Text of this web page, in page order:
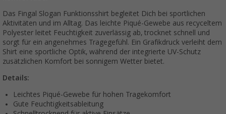
Das Fingal Slogan Funktionsshirt begleitet Dich bei sportlichen
Aktivitäten und im Alltag. Das leichte Piqué-Gewebe aus recyceltem
Polyester leitet Feuchtigkeit zuverlässig ab, trocknet schnell und
sorgt für ein angenehmes Tragegefühl. Ein Grafikdruck verleiht dem
Shirt eine sportliche Optik, während der integrierte UV-Schutz
zusätzlichen Komfort bei sonnigem Wetter bietet.
Details:
Leichtes Piqué-Gewebe für hohen Tragekomfort
Gute Feuchtigkeitsableitung